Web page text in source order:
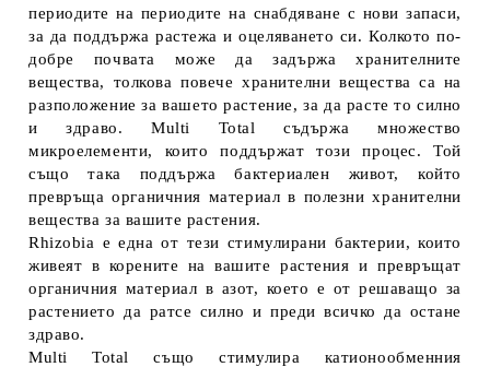
периодите на периодите на снабдяване с нови запаси,
за да поддържа растежа и оцеляването си. Колкото по-
добре почвата може да задържа хранителните
вещества, толкова повече хранителни вещества са на
разположение за вашето растение, за да расте то силно
и здраво. Multi Total съдържа множество
микроелементи, които поддържат този процес. Той
също така поддържа бактериален живот, който
превръща органичния материал в полезни хранителни
вещества за вашите растения.
Rhizobia е една от тези стимулирани бактерии, които
живеят в корените на вашите растения и превръщат
органичния материал в азот, което е от решаващо за
растението да ратсе силно и преди всичко да остане
здраво.
Multi Total също стимулира катионообменния